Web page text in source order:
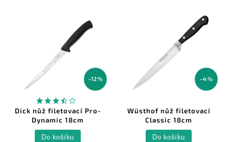
–12 %
Dick nůž filetovací Pro-
Dynamic 18cm
Do košíku
–4 %
Wüsthof nůž filetovací
Classic 18cm
Do košíku